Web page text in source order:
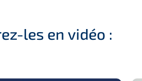
les en vidéo :